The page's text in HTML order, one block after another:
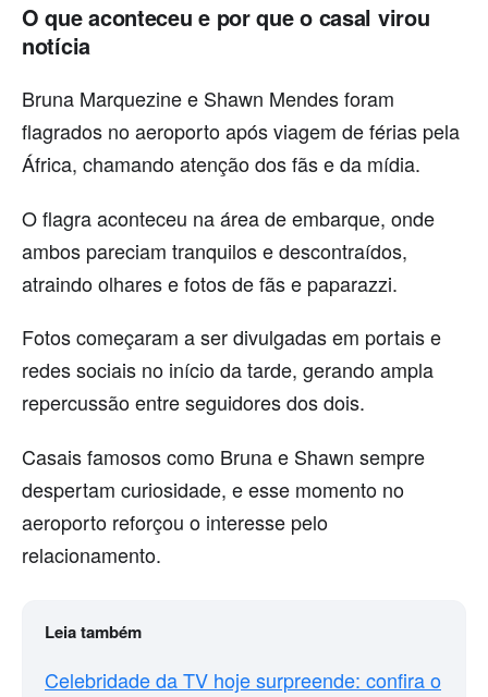
O que aconteceu e por que o casal virou
notícia
Bruna Marquezine e Shawn Mendes foram
flagrados no aeroporto após viagem de férias pela
África, chamando atenção dos fãs e da mídia.
O flagra aconteceu na área de embarque, onde
ambos pareciam tranquilos e descontraídos,
atraindo olhares e fotos de fãs e paparazzi.
Fotos começaram a ser divulgadas em portais e
redes sociais no início da tarde, gerando ampla
repercussão entre seguidores dos dois.
Casais famosos como Bruna e Shawn sempre
despertam curiosidade, e esse momento no
aeroporto reforçou o interesse pelo
relacionamento.
Leia também
Celebridade da TV hoje surpreende: confira o